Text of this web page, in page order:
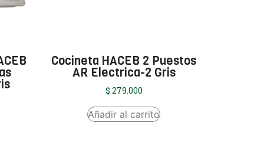
Cocineta HACEB 2 Puestos
AR Electrica-2 Gris
$ 279.000
Añadir al carrito